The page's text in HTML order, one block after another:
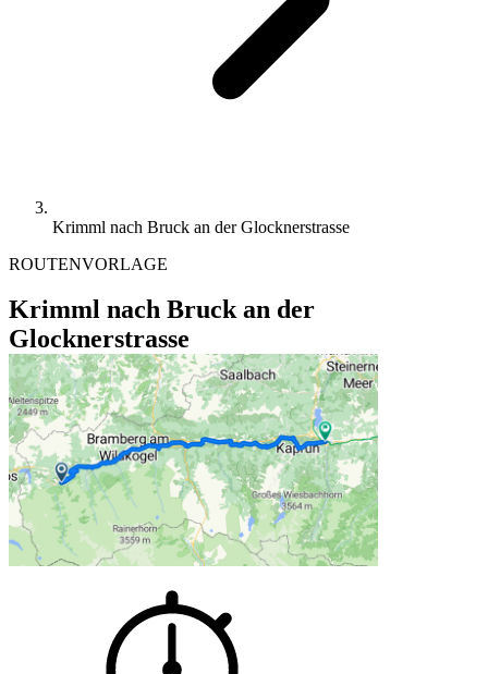
Krimml nach Bruck an der Glocknerstrasse
ROUTENVORLAGE
Krimml nach Bruck an der
Glocknerstrasse